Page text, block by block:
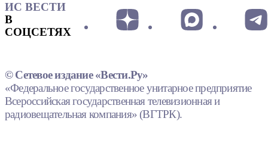
ИС ВЕСТИ
В
СОЦСЕТЯХ
© Сетевое издание «Вести.Ру»
«Федеральное государственное унитарное предприятие
Всероссийская государственная телевизионная и
радиовещательная компания» (ВГТРК).